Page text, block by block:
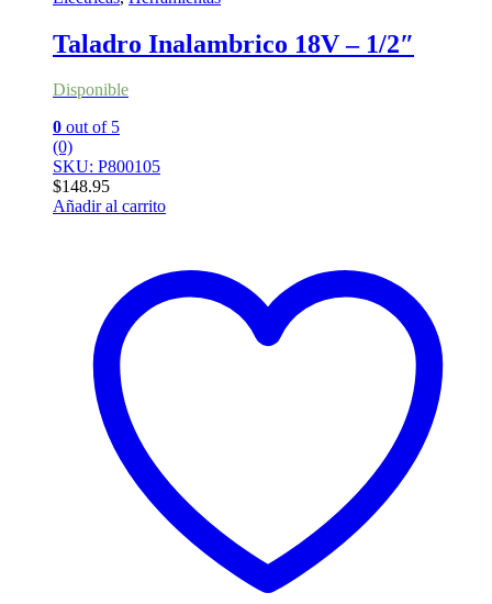
Taladro Inalambrico 18V – 1/2″
Disponible
0 out of 5
(0)
SKU: P800105
$148.95
Añadir al carrito